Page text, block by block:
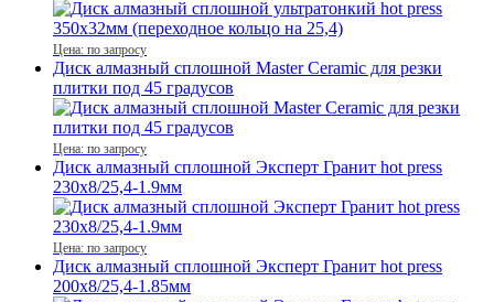
Цена: по запросу
Диск алмазный сплошной Master Ceramic для резки
плитки под 45 градусов
Цена: по запросу
Диск алмазный сплошной Эксперт Гранит hot press
230x8/25,4-1.9мм
Цена: по запросу
Диск алмазный сплошной Эксперт Гранит hot press
200x8/25,4-1.85мм